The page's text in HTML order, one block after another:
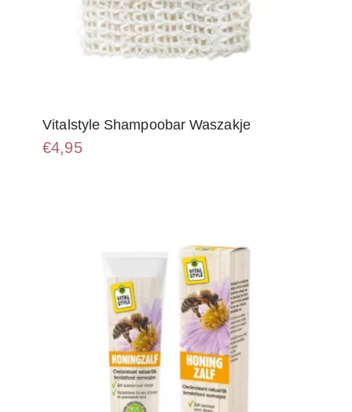
Vitalstyle Shampoobar Waszakje
€4,95